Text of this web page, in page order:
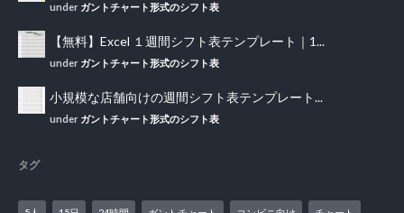
under ガントチャート形式のシフト表
【無料】Excel １週間シフト表テンプレート｜1...
under ガントチャート形式のシフト表
小規模な店舗向けの週間シフト表テンプレート...
under ガントチャート形式のシフト表
タグ